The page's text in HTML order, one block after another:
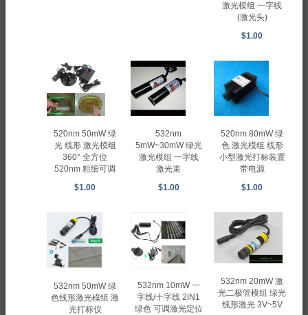
激光模组 一字线
(激光头)
$1.00
520nm 50mW 绿
光 线形 激光模组
360° 全方位
520nm 粗细可调
$1.00
532nm
5mW~30mW 绿光
激光模组 一字线
激光束
$1.00
520nm 80mW 绿
色 激光模组 线形
小型激光打标装置
带电源
$1.00
532nm 50mW 绿
色线形激光模组 激
光打标仪
532nm 10mW 一
字线/十字线 2IN1
绿色 可调激光定位
532nm 20mW 激
光二极管模组 绿光
线形激光 3V~5V